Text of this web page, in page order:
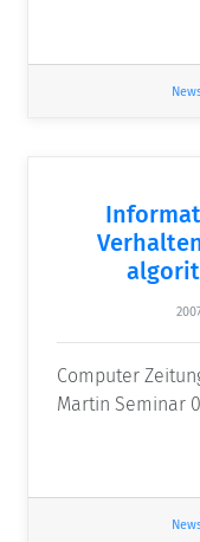
Computer
Martin Seminar